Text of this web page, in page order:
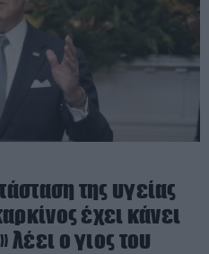
της υγείας
έχει κάνει
λέει ο γιος του